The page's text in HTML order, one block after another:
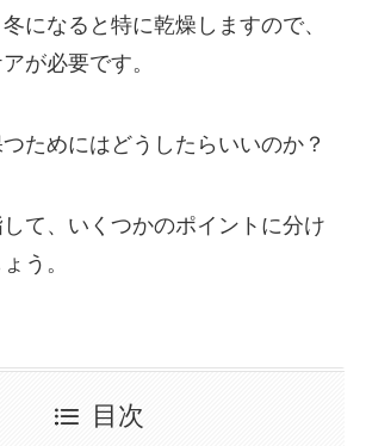
になると特に乾燥しますので、
が必要です。
ためにはどうしたらいいのか？
て、いくつかのポイントに分け
う。
目次